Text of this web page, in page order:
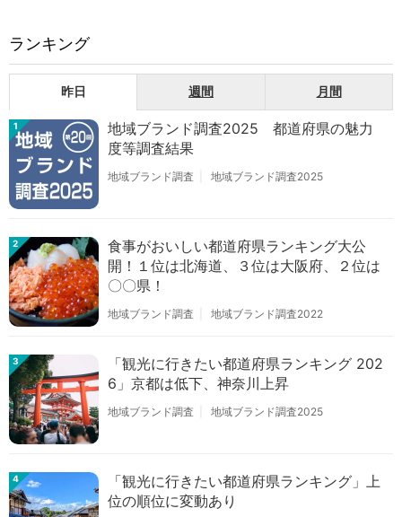
ランキング
昨日 週間 月間
1
地域ブランド調査2025 都道府県の魅力
度等調査結果
地域ブランド調査 地域ブランド調査2025
2
食事がおいしい都道府県ランキング大公
開！１位は北海道、３位は大阪府、２位は
〇〇県！
地域ブランド調査 地域ブランド調査2022
3
「観光に行きたい都道府県ランキング 202
6」京都は低下、神奈川上昇
地域ブランド調査 地域ブランド調査2025
4
「観光に行きたい都道府県ランキング」上
位の順位に変動あり